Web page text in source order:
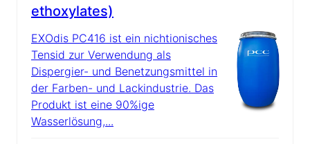
ethoxylates)
EXOdis PC416 ist ein nichtionisches
Tensid zur Verwendung als
Dispergier- und Benetzungsmittel in
der Farben- und Lackindustrie. Das
Produkt ist eine 90%ige
Wasserlösung,...